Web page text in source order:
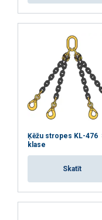
Ķēžu stropes KL-476
klase
Skatīt